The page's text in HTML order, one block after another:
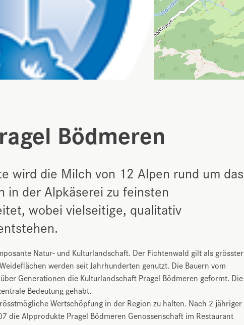
Bödmeren
wird die Milch von 12 Alpen rund um das
in der Alpkäserei zu feinsten
wobei vielseitige, qualitativ
Natur- und Kulturlandschaft. Der Fichtenwald gilt als grösster
werden seit Jahrhunderten genutzt. Die Bauern vom
Generationen die Kulturlandschaft Pragel Bödmeren geformt. Die
Bedeutung gehabt.
Wertschöpfung in der Region zu halten. Nach 2 jähriger
die Alpprodukte Pragel Bödmeren Genossenschaft im Restaurant